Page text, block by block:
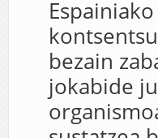
bezain
jokabide